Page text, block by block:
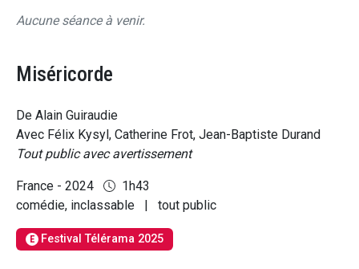
Aucune séance à venir.
Miséricorde
De Alain Guiraudie
Avec Félix Kysyl, Catherine Frot, Jean-Baptiste Durand
Tout public avec avertissement
France - 2024
1h43
comédie, inclassable
| tout public
E Festival Télérama 2025